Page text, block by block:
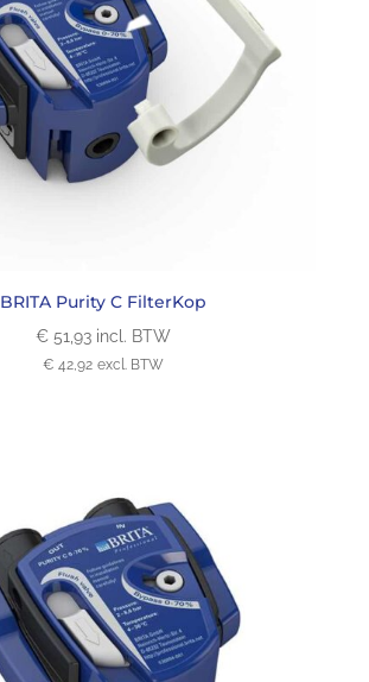
BRITA Purity C FilterKop
€51,93 incl. BTW
€ 42,92 excl. BTW